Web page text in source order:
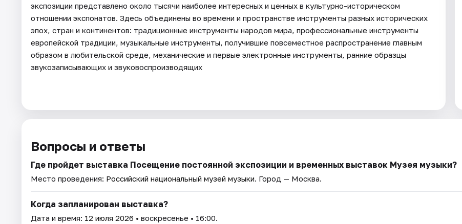
экспозиции представлено около тысячи наиболее интересных и ценных в культурно-историческом
отношении экспонатов. Здесь объединены во времени и пространстве инструменты разных исторических
эпох, стран и континентов: традиционные инструменты народов мира, профессиональные инструменты
европейской традиции, музыкальные инструменты, получившие повсеместное распространение главным
образом в любительской среде, механические и первые электронные инструменты, ранние образцы
звукозаписывающих и звуковоспроизводящих
Вопросы и ответы
Где пройдет выставка Посещение постоянной экспозиции и временных выставок Музея музыки?
Место проведения: Российский национальный музей музыки. Город — Москва.
Когда запланирован выставка?
Дата и время: 12 июля 2026 • воскресенье • 16:00.